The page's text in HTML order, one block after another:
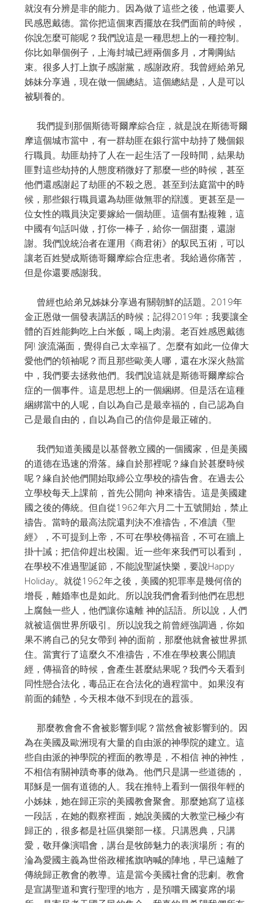
就沒有分辨是非的能力。因為做了這些之後，他還要人
民感恩戴德。當你把這個東西擺放在我們面前的時候，
你說怎麼可能呢？我們說這是一種思想上的一種控制。
你比如舉個例子，上海封城已經兩個多月，才剛剛結
束。很多人打上旗子感謝黨，感謝政府。我曾經給弟兄
姊妹分享過，現在做一個總結。這個總結是，人是可以
被馴養的。
我們提到那個斯德哥爾摩綜合症，就是說在斯德哥爾
摩這個城市當中，有一群劫匪在銀行當中劫持了幾個銀
行職員。劫匪劫持了人在一起生活了一段時間，結果劫
匪對這些劫持的人態度稍微好了那麼一些的時候，甚至
他們還感謝起了劫匪的不殺之恩。甚至到法庭當中的時
候，那些銀行職員還為劫匪做無罪的辯護。更甚至是一
位女性的職員決定要嫁給一個劫匪。這個有點複雜，這
中國有句話叫做，打你一棒子，給你一個甜棗，還謝
謝。我們說統治者在運用《商君術》的馭民五術，可以
讓老百姓變成斯德哥爾摩綜合症患者。我給過你痛苦，
但是你還要感謝我。
曾經也給弟兄姊妹分享過有關朝鮮的話題。2019年
金正恩做一個發表講話的時候；記得2019年；我要讓全
體的百姓能夠吃上白米飯，喝上肉湯。老百姓感恩戴德
阿! 淚流滿面，覺得自己太幸福了。怎麼有如此一位偉大
愛他們的領袖呢？而且那些歐美人哪，還在水深火熱當
中，我們要去拯救他們。我們說這就是斯德哥爾摩綜合
症的一個事件。這是思想上的一個綑綁。但是活在這種
綑綁當中的人呢，自以為自己是最幸福的，自己認為自
己是最自由的，自以為自己的信仰是最正確的。
我們知道美國是以基督教立國的一個國家，但是美國
的道德在迅速的滑落。緣自於那裡呢？緣自於甚麼時候
呢？緣自於他們開始取締公立學校的禱告會。在過去公
立學校每天上課前，首先公開向 神來禱告。這是美國建
國之後的傳統。但自從1962年六月二十五號開始，禁止
禱告。當時的最高法院還判決不准禱告，不准讀《聖
經》，不可提到上帝，不可在學校傳福音，不可在牆上
掛十誡；把信仰趕出校園。近一些年來我們可以看到，
在學校不准過聖誕節，不能說聖誕快樂，要說Happy
Holiday。就從1962年之後，美國的犯罪率是幾何倍的
增長，離婚率也是如此。所以說我們會看到他們在思想
上腐蝕一些人，他們讓你遠離 神的話語。所以說，人們
就被這個世界所吸引。所以說我之前曾經強調過，你如
果不將自己的兒女帶到 神的面前，那麼他就會被世界抓
住。當實行了這麼久不准禱告，不准在學校裏公開讀
經，傳福音的時候，會產生甚麼結果呢？我們今天看到
同性戀合法化，毒品正在合法化的過程當中。如果沒有
前面的鋪墊，今天根本做不到現在的囂張。
那麼教會會不會被影響到呢？當然會被影響到的。因
為在美國及歐洲現有大量的自由派的神學院的建立。這
些自由派的神學院的裡面的教導是，不相信 神的神性，
不相信有關神蹟奇事的做為。他們只是講一些道德的，
耶穌是一個有道德的人。我在推特上看到一個很年輕的
小姊妹，她在歸正宗的美國教會聚會。那麼她寫了這樣
一段話，在她的觀察裡面，她說美國的大教堂已極少有
歸正的，很多都是社區俱樂部一樣。只講恩典，只講
愛，敬拜像演唱會，講台是牧師魅力的表演場所；有的
淪為愛國主義為世俗政權搖旗吶喊的陣地，早已遠離了
傳統歸正教會的教導。這是當今美國社會的悲劇。教會
是宣講聖道和實行聖理的地方，是預嚐天國宴席的場